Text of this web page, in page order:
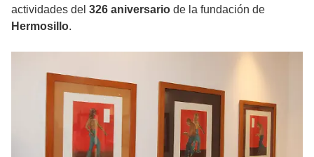
actividades del 326 aniversario de la fundación de
Hermosillo.